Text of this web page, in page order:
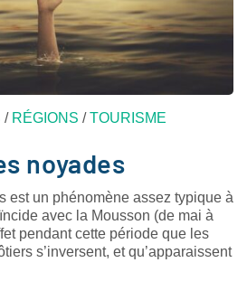
/ RÉGIONS /TOURISME
noyades
est un phénomène assez typique à
avec la Mousson (de mai à
pendant cette période que les
s’inversent, et qu’apparaissent